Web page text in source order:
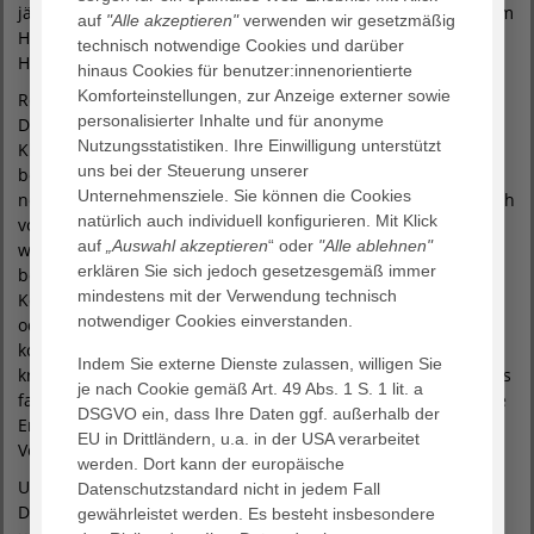
jährlich mehr als 4.000 Patienten mit Herznotfällen wie einem
Herzinfarkt oder einer schwerwiegenden
Herzrhythmusstörung versorgen“, sagt Prof. Voigtländer.
Reanimierte Patienten sollen laut einer Empfehlung des
Deutschen Rats für Wiederbelebung in spezialisierten
Kliniken – den sogenannten Cardiac Arrest Centern –
behandelt werden. Der Grund: Das Überleben und die
neurologische Prognose der Betroffenen sind ganz wesentlich
von der Fachkompetenz und der Ausstattung der
weiterbehandelnden Klinik abhängig. Nicht selten kommt es
bei reanimierten Patienten im weiteren Verlauf zu
Komplikationen wie akuter Herzinsuffizienz, Nierenversagen
oder Beatmungsproblemen. Hier ist eine schnelle und
kompetente Hilfe erforderlich. „Unser Ziel ist es, kritisch
kranke Patienten nach einem Herz-Kreislauf-Stillstand mittels
fachübergreifender Versorgung so zu stabilisieren, dass eine
Entlassung mit guter Prognose möglich ist“, sagt Prof.
Voigtländer.
Um die Auszeichnung als Cardiac Arrest Center vom
Deutschen Rat für Wiederbelebung zu erlangen, müssen
auf "Alle akzeptieren"verwenden wir gesetzmäßig
technisch notwendige Cookies und darüber
hinaus Cookies für benutzer:innenorientierte
Komforteinstellungen, zur Anzeige externer sowie
personalisierter Inhalte und für anonyme
Nutzungsstatistiken. Ihre Einwilligung unterstützt
uns bei der Steuerung unserer
Unternehmensziele. Sie können die Cookies
natürlich auch individuell konfigurieren. Mit Klick
auf „Auswahl akzeptieren“ oder "Alle ablehnen"
erklären Sie sich jedoch gesetzesgemäß immer
mindestens mit der Verwendung technisch
notwendiger Cookies einverstanden.
Indem Sie externe Dienste zulassen, willigen Sie
je nach Cookie gemäß Art. 49 Abs. 1 S. 1 lit. a
DSGVO ein, dass Ihre Daten ggf. außerhalb der
EU in Drittländern, u.a. in der USA verarbeitet
werden. Dort kann der europäische
Datenschutzstandard nicht in jedem Fall
gewährleistet werden. Es besteht insbesondere